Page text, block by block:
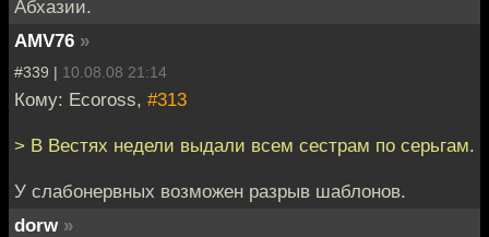
Абхазии.
AMV76 »
#339 | 10.08.08 21:14
Кому: Ecoross, #313
> В Вестях недели выдали всем сестрам по серьгам.
У слабонервных возможен разрыв шаблонов.
dorw »